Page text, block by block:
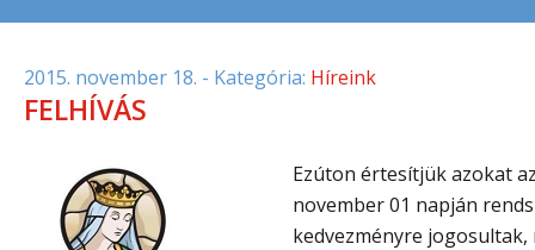
2015. november 18. - Kategória: Híreink
FELHÍVÁS
Ezúton értesítjük azokat
november 01 napján
kedvezményre jogosultak,